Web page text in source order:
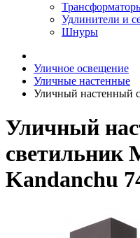
Удлинители и
Шнуры
Уличное освещение
Уличные настенные
Уличный настенный
Уличный
светильник
Kandanchu